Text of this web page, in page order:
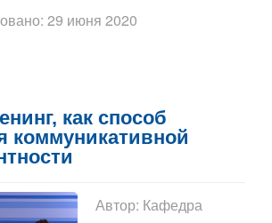
29 июня 2020
как способ
коммуникативной
Автор: Кафедра